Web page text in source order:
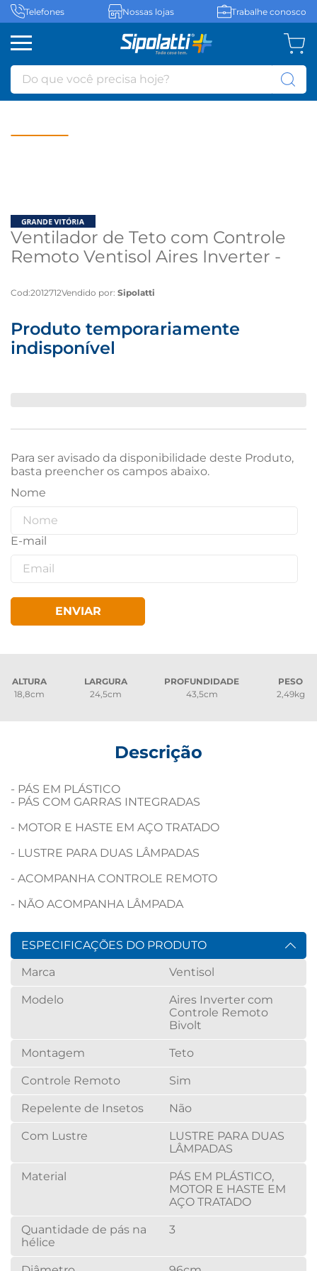
Telefones Nossas lojas Trabalhe conosco
Do que você precisa hoje?
Ventilador de Teto com Controle
Remoto Ventisol Aires Inverter -
Cod:2012712Vendido por: Sipolatti
Produto temporariamente
indisponível
Para ser avisado da disponibilidade deste Produto,
basta preencher os campos abaixo.
ENVIAR
ALTURA
18,8cm
LARGURA
24,5cm
PROFUNDIDADE
43,5cm
PESO
2,49kg
Descrição
- PÁS EM PLÁSTICO
- PÁS COM GARRAS INTEGRADAS
- MOTOR E HASTE EM AÇO TRATADO
- LUSTRE PARA DUAS LÂMPADAS
- ACOMPANHA CONTROLE REMOTO
- NÃO ACOMPANHA LÂMPADA
ESPECIFICAÇÕES DO PRODUTO
Marca
Ventisol
Modelo
Aires Inverter com
Controle Remoto
Bivolt
Montagem Teto
Controle Remoto Sim
Repelente de Insetos Não
Com Lustre
LUSTRE PARA DUAS
LÂMPADAS
Material
PÁS EM PLÁSTICO,
MOTOR E HASTE EM
AÇO TRATADO
Quantidade de pás na
hélice
3